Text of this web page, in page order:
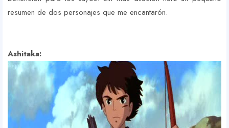
resumen de dos personajes que me encantarón.
Ashitaka: